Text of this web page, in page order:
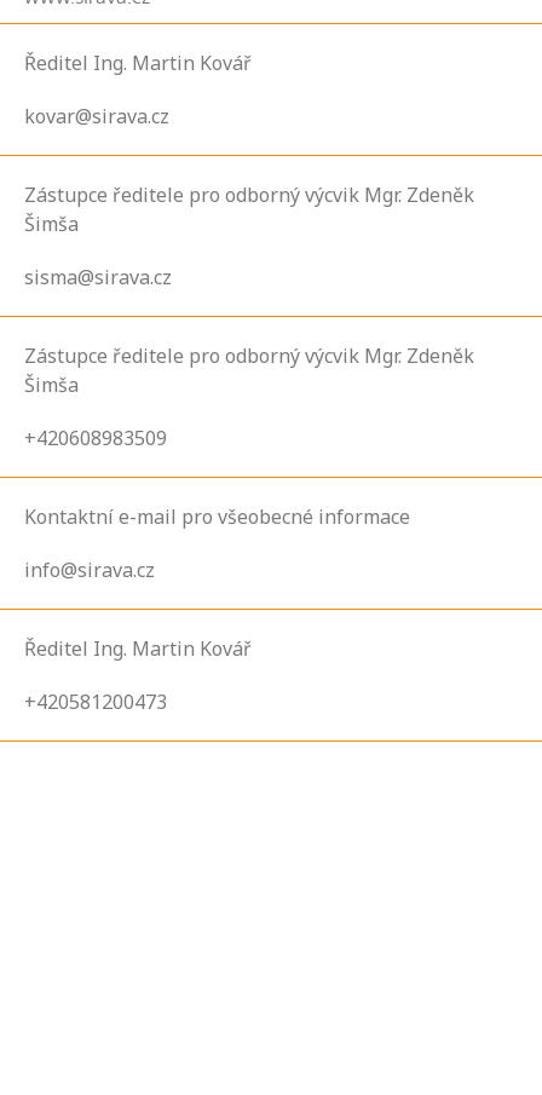
Ředitel Ing. Martin Kovář
kovar@sirava.cz
Zástupce ředitele pro odborný výcvik Mgr. Zdeněk
Šimša
sisma@sirava.cz
Zástupce ředitele pro odborný výcvik Mgr. Zdeněk
Šimša
+420608983509
Kontaktní e-mail pro všeobecné informace
info@sirava.cz
Ředitel Ing. Martin Kovář
+420581200473